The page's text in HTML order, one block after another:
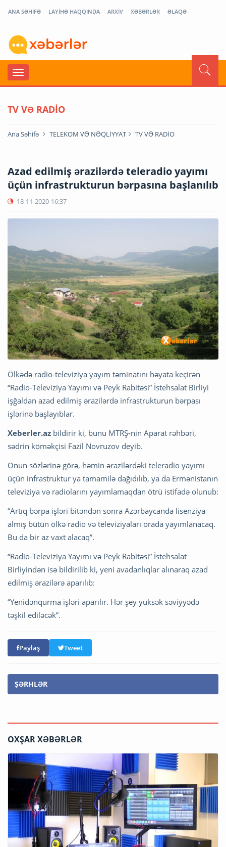
ANA SƏHİFƏ LAYİHƏ HAQQINDA ARXİV XƏBƏRLƏR ƏLAQƏ
TV VƏ RADİO
Ana Səhifə TELEKOM VƏ NƏQLİYYAT TV VƏ RADİO
Azad edilmiş ərazilərdə teleradio yayımı
üçün infrastrukturun bərpasına başlanılıb
18-11-2020 16:37
Ölkədə radio-televiziya yayım təminatını həyata keçirən
“Radio-Televiziya Yayımı və Peyk Rabitəsi” İstehsalat Birliyi
işğaldan azad edilmiş ərazilərdə infrastrukturun bərpası
işlərinə başlayıblar.
Xeberler.az bildirir ki, bunu MTRŞ-nin Aparat rəhbəri,
sədrin köməkçisi Fazil Novruzov deyib.
Onun sözlərinə görə, həmin ərazilərdəki teleradio yayımı
üçün infrastruktur ya tamamilə dağıdılıb, ya da Ermənistanın
televiziya və radiolarını yayımlamaqdan ötrü istifadə olunub:
“Artıq bərpa işləri bitəndən sonra Azərbaycanda lisenziya
almış bütün ölkə radio və televiziyaları orada yayımlanacaq.
Bu da bir az vaxt alacaq”.
“Radio-Televiziya Yayımı və Peyk Rabitəsi” İstehsalat
Birliyindən isə bildirilib ki, yeni avadanlıqlar alınaraq azad
edilmiş ərazilərə aparılıb:
“Yenidənqurma işləri aparılır. Hər şey yüksək səviyyədə
təşkil ediləcək”.
Paylaş Tweet
ŞƏRHLƏR
OXŞAR XƏBƏRLƏR